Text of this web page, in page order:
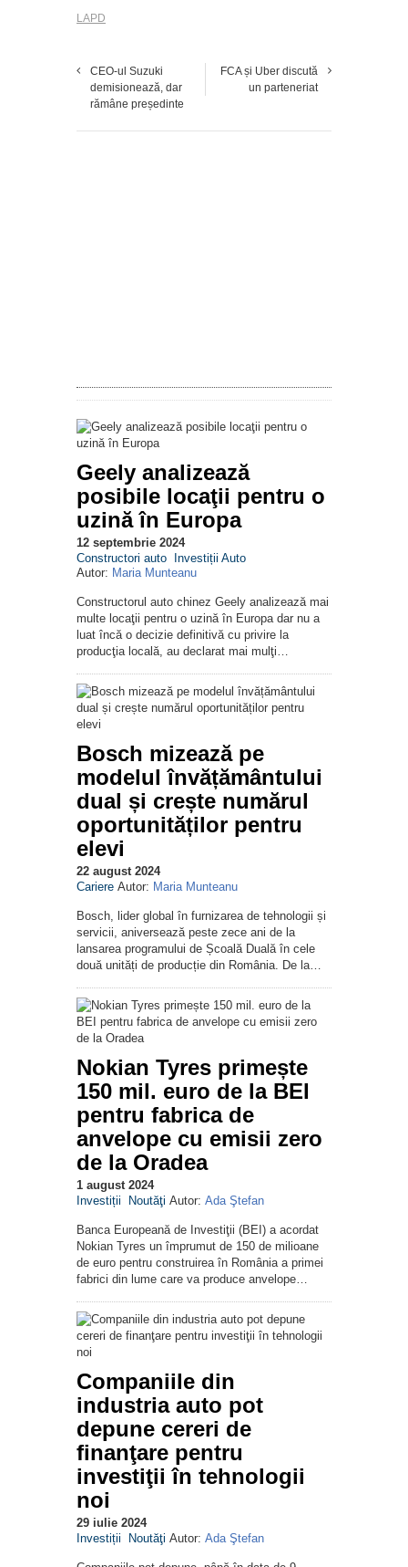
LAPD
CEO-ul Suzuki
demisionează, dar
rămâne președinte
FCA și Uber discută
un parteneriat
Geely analizează
posibile locaţii pentru o
uzină în Europa
12 septembrie 2024
Constructori auto
Investiții Auto
Autor: Maria Munteanu
Constructorul auto chinez Geely analizează mai
multe locaţii pentru o uzină în Europa dar nu a
luat încă o decizie definitivă cu privire la
producţia locală, au declarat mai mulţi…
Bosch mizează pe
modelul învățământului
dual și crește numărul
oportunităților pentru
elevi
22 august 2024
Cariere Autor: Maria Munteanu
Bosch, lider global în furnizarea de tehnologii și
servicii, aniversează peste zece ani de la
lansarea programului de Școală Duală în cele
două unități de producție din România. De la…
Nokian Tyres primește
150 mil. euro de la BEI
pentru fabrica de
anvelope cu emisii zero
de la Oradea
1 august 2024
Investiții
Noutăţi Autor: Ada Ştefan
Banca Europeană de Investiţii (BEI) a acordat
Nokian Tyres un împrumut de 150 de milioane
de euro pentru construirea în România a primei
fabrici din lume care va produce anvelope…
Companiile din
industria auto pot
depune cereri de
finanţare pentru
investiţii în tehnologii
noi
29 iulie 2024
Investiții
Noutăţi Autor: Ada Ştefan